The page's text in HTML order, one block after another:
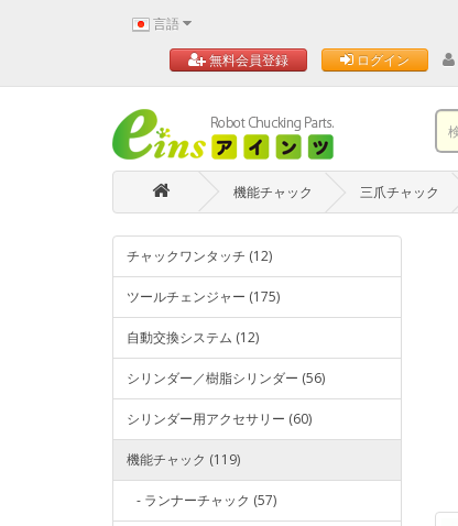
言語
無料会員登録
ログイン
機能チャック 三爪チャック
チャックワンタッチ (12)
ツールチェンジャー (175)
自動交換システム (12)
シリンダー／樹脂シリンダー (56)
シリンダー用アクセサリー (60)
機能チャック (119)
- ランナーチャック (57)